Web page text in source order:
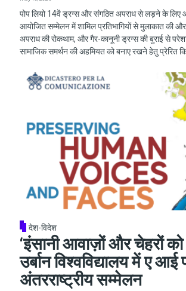
पोप लियो 14वें ड्रग्स और संगठित अपराध से लड़ने के लिए
आयोजित सम्मेलन में शामिल प्रतिभागियों से मुलाकात की
अपराध की रोकथाम, और गैर-कानूनी ड्रग्स की बुराई से
सामाजिक समर्थन की अहमियत को बनाए रखने हेतु प्रेरित
देश-विदेश
‘इंसानी आवाज़ों और चेहरों को
उर्बान विश्वविद्यालय में ए आई
अंतरराष्ट्रीय सम्मेलन